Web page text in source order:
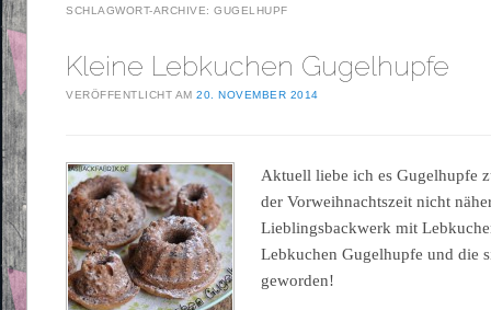
SCHLAGWORT-ARCHIVE:GUGELHUPF
Kleine Lebkuchen Gugelhupfe
VERÖFFENTLICHT AM20. NOVEMBER 2014
Aktuell liebe ich es Gugelhupfe
der Vorweihnachtszeit nicht
Lieblingsbackwerk mit
Lebkuchen Gugelhupfe und die
geworden!